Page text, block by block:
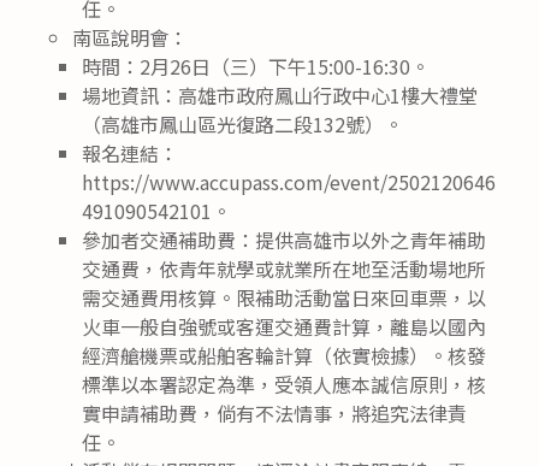
任。
南區說明會：
時間：2月26日（三）下午15:00-16:30。
場地資訊：高雄市政府鳳山行政中心1樓大禮堂
（高雄市鳳山區光復路二段132號）。
報名連結：
https://www.accupass.com/event/2502120646
491090542101。
參加者交通補助費：提供高雄市以外之青年補助
交通費，依青年就學或就業所在地至活動場地所
需交通費用核算。限補助活動當日來回車票，以
火車一般自強號或客運交通費計算，離島以國內
經濟艙機票或船舶客輪計算（依實檢據）。核發
標準以本署認定為準，受領人應本誠信原則，核
實申請補助費，倘有不法情事，將追究法律責
任。